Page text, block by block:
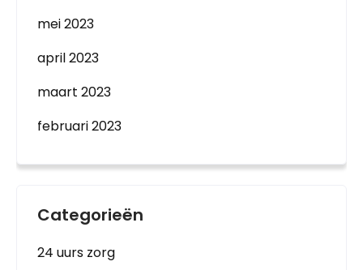
mei 2023
april 2023
maart 2023
februari 2023
Categorieën
24 uurs zorg